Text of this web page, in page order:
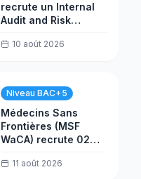
recrute un Internal
Audit and Risk
10 août 2026
Niveau BAC+5
Médecins Sans
Frontières (MSF
WaCA) recrute 02
11 août 2026